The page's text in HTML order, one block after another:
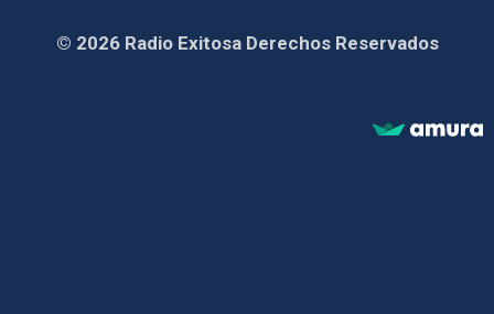
© 2026 Radio Exitosa Derechos Reservados